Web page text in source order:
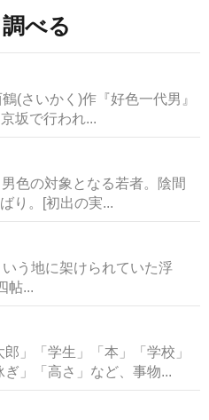
べる
(さいかく)作『好色一代男』
坂で行われ...
色の対象となる若者。陰間
り。[初出の実...
う地に架けられていた浮
帖...
」「学生」「本」「学校」
ぎ」「高さ」など、事物...